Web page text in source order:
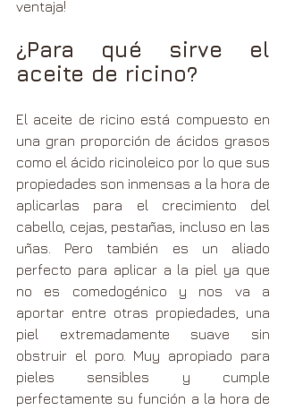
ventaja!
¿Para qué sirve el
aceite de ricino?
El aceite de ricino está compuesto en
una gran proporción de ácidos grasos
como el ácido ricinoleico por lo que sus
propiedades son inmensas a la hora de
aplicarlas para el crecimiento del
cabello, cejas, pestañas, incluso en las
uñas. Pero también es un aliado
perfecto para aplicar a la piel ya que
no es comedogénico y nos va a
aportar entre otras propiedades, una
piel extremadamente suave sin
obstruir el poro. Muy apropiado para
pieles sensibles y cumple
perfectamente su función a la hora de